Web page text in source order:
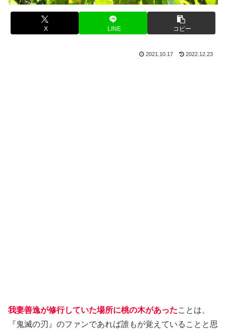
X LINE コピー
2021.10.17 2022.12.23
我妻善逸が修行していた場所に桃の木があったことは、
『鬼滅の刃』のファンであれば誰もが覚えていることと思